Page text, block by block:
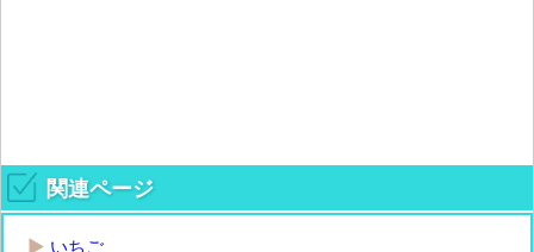
関連ページ
いちご